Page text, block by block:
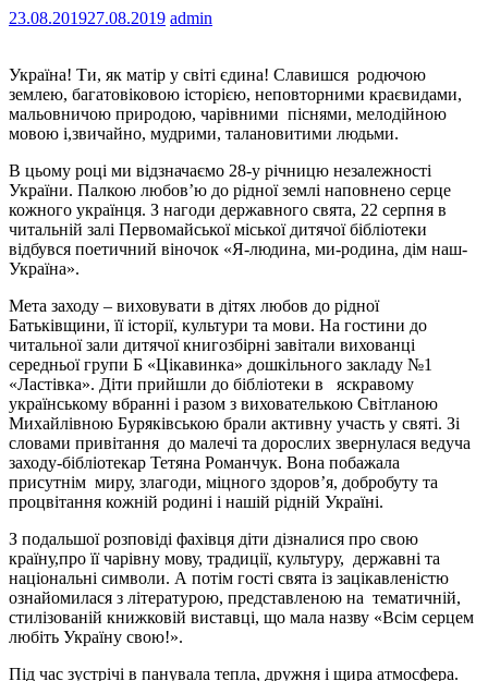
23.08.201927.08.2019 admin
Україна! Ти, як матір у світі єдина! Славишся родючою
землею, багатовіковою історією, неповторними краєвидами,
мальовничою природою, чарівними піснями, мелодійною
мовою і,звичайно, мудрими, талановитими людьми.
В цьому році ми відзначаємо 28-у річницю незалежності
України. Палкою любов’ю до рідної землі наповнено серце
кожного українця. З нагоди державного свята, 22 серпня в
читальній залі Первомайської міської дитячої бібліотеки
відбувся поетичний віночок «Я-людина, ми-родина, дім наш-
Україна».
Мета заходу – виховувати в дітях любов до рідної
Батьківщини, її історії, культури та мови. На гостини до
читальної зали дитячої книгозбірні завітали вихованці
середньої групи Б «Цікавинка» дошкільного закладу №1
«Ластівка». Діти прийшли до бібліотеки в яскравому
українському вбранні і разом з вихователькою Світланою
Михайлівною Буряківською брали активну участь у святі. Зі
словами привітання до малечі та дорослих звернулася ведуча
заходу-бібліотекар Тетяна Романчук. Вона побажала
присутнім миру, злагоди, міцного здоров’я, добробуту та
процвітання кожній родині і нашій рідній Україні.
З подальшої розповіді фахівця діти дізналися про свою
країну,про її чарівну мову, традиції, культуру, державні та
національні символи. А потім гості свята із зацікавленістю
ознайомилася з літературою, представленою на тематичній,
стилізованій книжковій виставці, що мала назву «Всім серцем
любіть Україну свою!».
Під час зустрічі в панувала тепла, дружня і щира атмосфера.